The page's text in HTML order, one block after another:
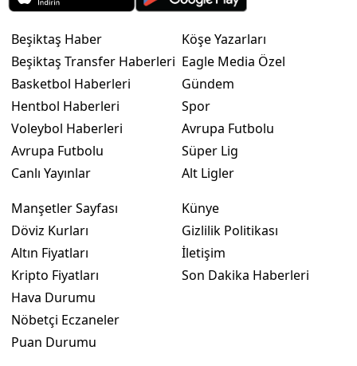
Beşiktaş Haber
Beşiktaş Transfer Haberleri
Basketbol Haberleri
Hentbol Haberleri
Voleybol Haberleri
Avrupa Futbolu
Canlı Yayınlar
Köşe Yazarları
Eagle Media Özel
Gündem
Spor
Avrupa Futbolu
Süper Lig
Alt Ligler
Manşetler Sayfası
Döviz Kurları
Altın Fiyatları
Kripto Fiyatları
Hava Durumu
Nöbetçi Eczaneler
Puan Durumu
Künye
Gizlilik Politikası
İletişim
Son Dakika Haberleri